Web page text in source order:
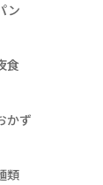
ン
食
かず
類